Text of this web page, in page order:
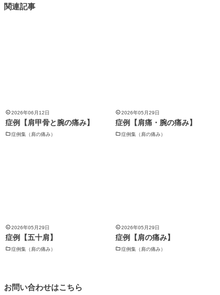
関連記事
2026年06月12日
症例【肩甲骨と腕の痛み】
症例集（肩の痛み）
2026年05月29日
症例【肩痛・腕の痛み】
症例集（肩の痛み）
2026年05月29日
症例【五十肩】
症例集（肩の痛み）
2026年05月29日
症例【肩の痛み】
症例集（肩の痛み）
お問い合わせはこちら